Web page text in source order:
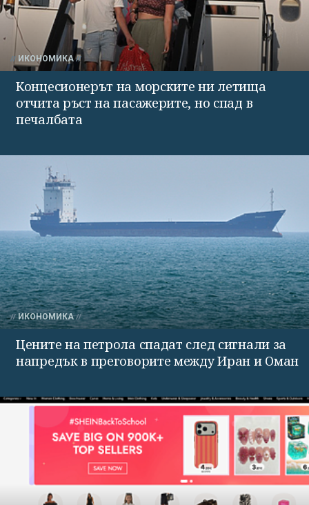
ИКОНОМИКА
Концесионерът на морските ни летища
отчита ръст на пасажерите, но спад в
печалбата
ИКОНОМИКА
Цените на петрола спадат след сигнали за
напредък в преговорите между Иран и Оман